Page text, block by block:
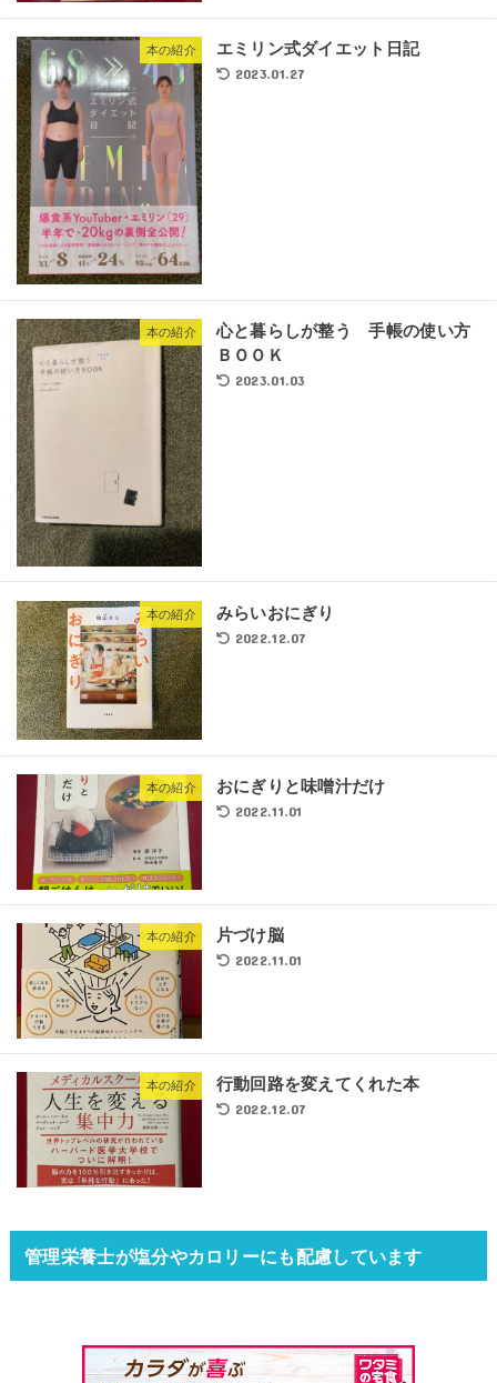
本の紹介 エミリン式ダイエット日記
2023.01.27
本の紹介
心と暮らしが整う 手帳の使い方
ＢＯＯＫ
2023.01.03
本の紹介 みらいおにぎり
2022.12.07
本の紹介 おにぎりと味噌汁だけ
2022.11.01
本の紹介 片づけ脳
2022.11.01
本の紹介 行動回路を変えてくれた本
2022.12.07
管理栄養士が塩分やカロリーにも配慮しています